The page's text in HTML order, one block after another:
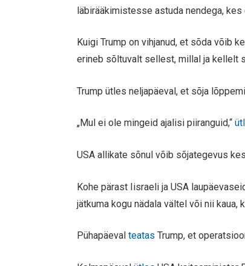
läbirääkimistesse astuda nendega,
Kuigi Trump on vihjanud, et sõda võib
erineb sõltuvalt sellest, millal ja kellelt
Trump ütles neljapäeval, et sõja
„Mul ei ole mingeid ajalisi piiranguid,“
USA allikate sõnul võib sõjategevus
Kohe pärast Iisraeli ja USA
jätkuma kogu nädala vältel või nii kaua,
PühapäevalteatasTrump, et